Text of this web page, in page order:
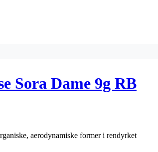
Sora Dame 9g RB
aerodynamiske former i rendyrket